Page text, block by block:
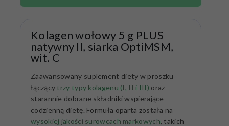
Kolagen wołowy 5 g PLUS
natywny II, siarka OptiMSM,
wit. C
Zaawansowany suplement diety w proszku
łączący trzy typy kolagenu (I, II i III) oraz
starannie dobrane składniki wspierające
codzienną dietę. Formuła oparta została na
wysokiej jakości surowcach markowych, takich